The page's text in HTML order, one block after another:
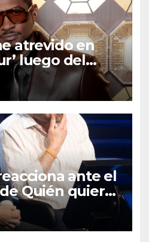
atrevido en
luego del
fan
ante el
Quién quiere